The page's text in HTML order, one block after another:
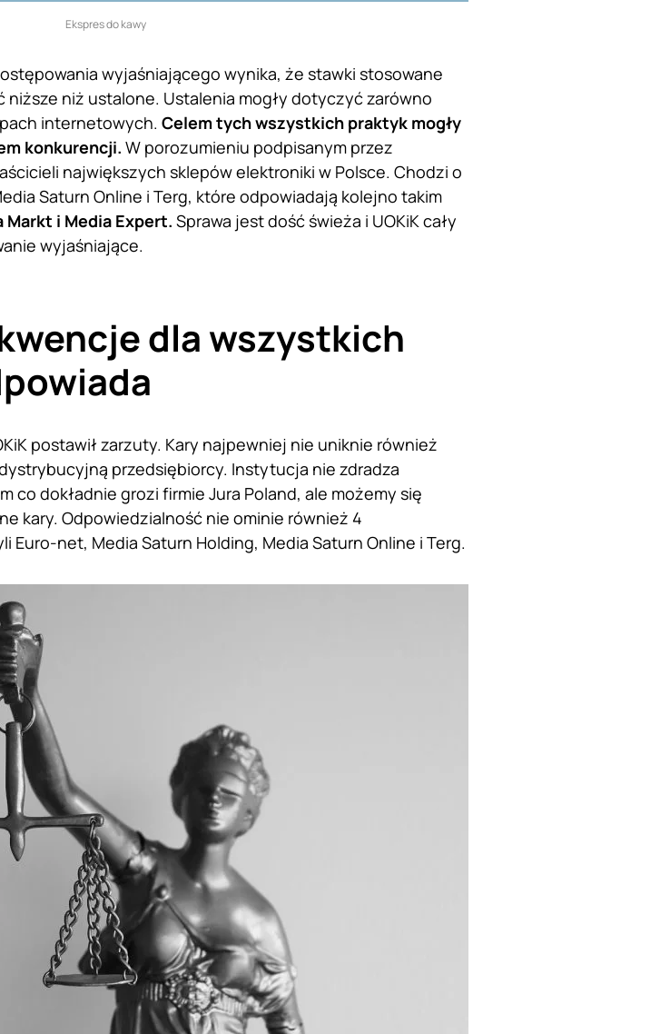
Ekspres do kawy
wyjaśniającego wynika, że stawki stosowane
niższe niż ustalone. Ustalenia mogły dotyczyć zarówno
internetowych. Celem tych wszystkich praktyk mogły
konkurencji. W porozumieniu podpisanym przez
największych sklepów elektroniki w Polsce. Chodzi o
Saturn Online i Terg, które odpowiadają kolejno takim
Markt i Media Expert. Sprawa jest dość świeża i UOKiK cały
wyjaśniające.
dla wszystkich
postawił zarzuty. Kary najpewniej nie uniknie również
przedsiębiorcy. Instytucja nie zdradza
co dokładnie grozi firmie Jura Poland, ale możemy się
kary. Odpowiedzialność nie ominie również 4
Euro-net, Media Saturn Holding, Media Saturn Online i Terg.